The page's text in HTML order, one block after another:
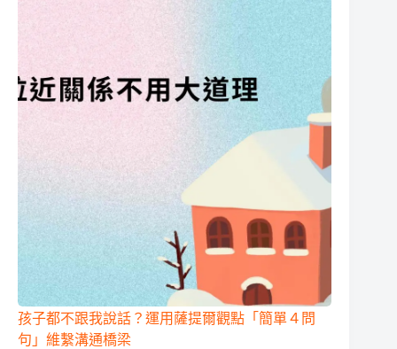
孩子都不跟我說話？運用薩提爾觀點「簡單４問
句」維繫溝通橋梁